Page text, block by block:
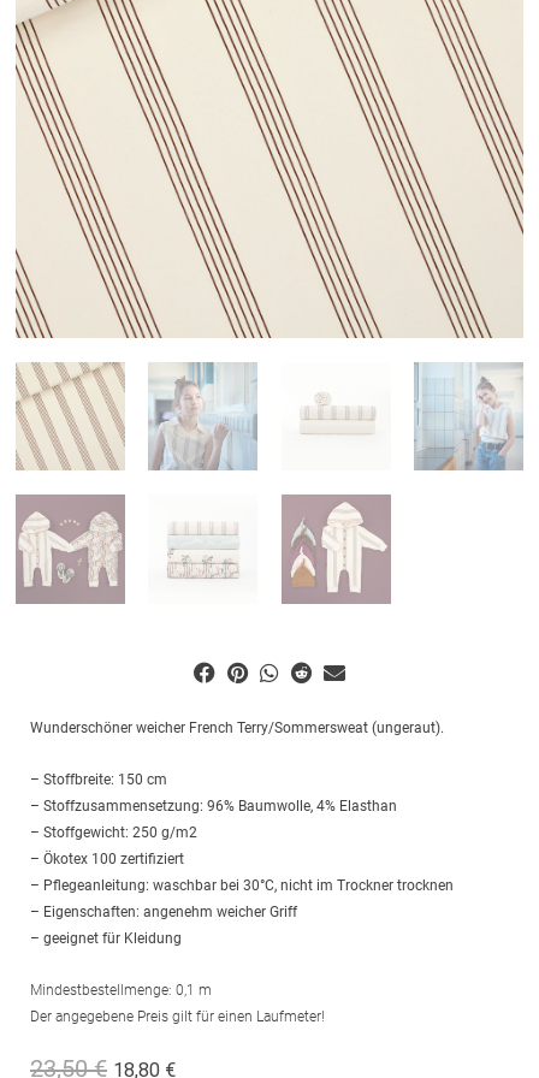
Wunderschöner weicher French Terry/Sommersweat (ungeraut).
– Stoffbreite: 150 cm
– Stoffzusammensetzung: 96% Baumwolle, 4% Elasthan
– Stoffgewicht: 250 g/m2
– Ökotex 100 zertifiziert
– Pflegeanleitung: waschbar bei 30°C, nicht im Trockner trocknen
– Eigenschaften: angenehm weicher Griff
– geeignet für Kleidung
Mindestbestellmenge: 0,1 m
Der angegebene Preis gilt für einen Laufmeter!
23,50€ 18,80 €